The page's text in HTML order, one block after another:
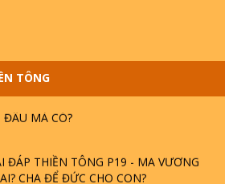
TÔNG
ĐÁP THIỀN TÔNG ĐẶC BIỆT PHẦN 20
ĐÁP THIỀN TÔNG P19 - MA VƯƠNG
CHA ĐỂ ĐỨC CHO CON?